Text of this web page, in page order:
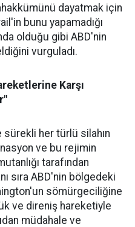
dayatmak için
bunu yapamadığı
olduğu gibi ABD'nin
vurguladı.
Karşı
sürekli her türlü silahın
ve bu rejimin
tarafından
sıra ABD'nin bölgedeki
sömürgeciliğine
ve direniş hareketiyle
müdahale ve